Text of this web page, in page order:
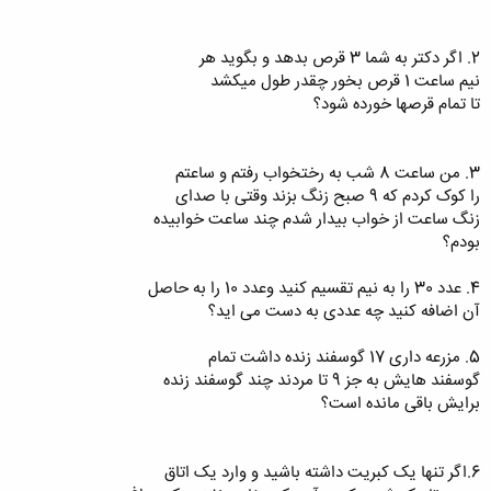
2. اگر دکتر به شما 3 قرص بدهد و بگوید هر
نیم ساعت 1 قرص بخور چقدر طول میکشد
تا تمام قرصها خورده شود؟
3. من ساعت 8 شب به رختخواب رفتم و ساعتم
را کوک کردم که 9 صبح زنگ بزند وقتی با صدای
زنگ ساعت از خواب بیدار شدم چند ساعت خوابیده
بودم؟
4. عدد 30 را به نیم تقسیم کنید وعدد 10 را به حاصل
آن اضافه کنید چه عددی به دست می اید؟
5. مزرعه داری 17 گوسفند زنده داشت تمام
گوسفند هایش به جز 9 تا مردند چند گوسفند زنده
برایش باقی مانده است؟
6.اگر تنها یک کبریت داشته باشید و وارد یک اتاق